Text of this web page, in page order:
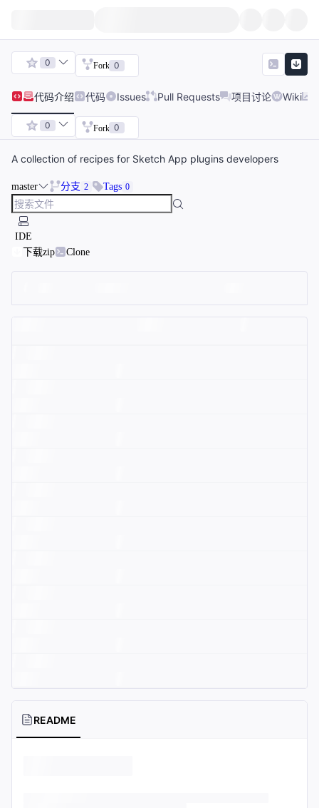
0 Fork 0
代码介绍 代码 Issues Pull Requests 项目讨论 Wiki
0 Fork 0
A collection of recipes for Sketch App plugins developers
master 分支 2 Tags 0
IDE
下载zip
Clone
README